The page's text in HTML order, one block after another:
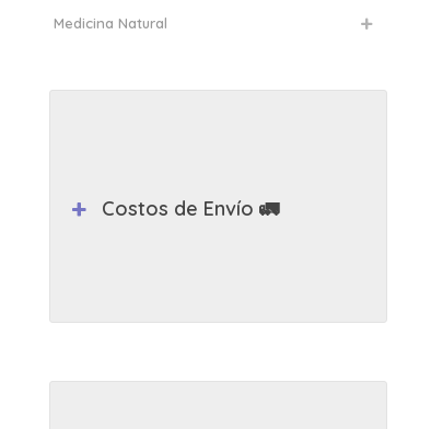
Medicina Natural
Costos de Envío 🚛